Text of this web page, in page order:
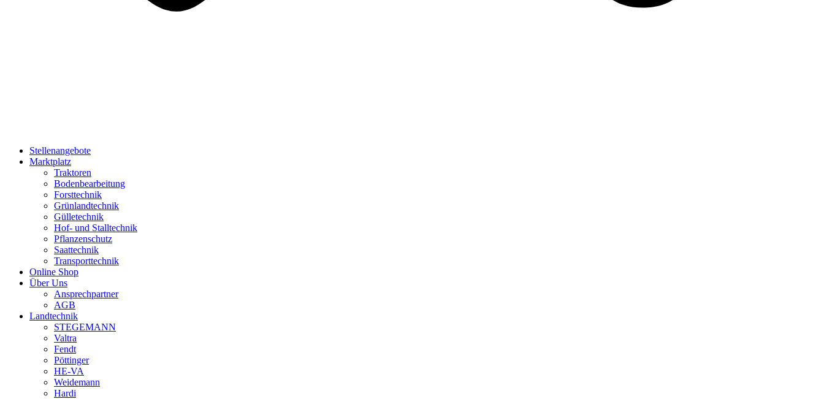
Stellenangebote
Marktplatz
Traktoren
Bodenbearbeitung
Forsttechnik
Grünlandtechnik
Gülletechnik
Hof- und Stalltechnik
Pflanzenschutz
Saattechnik
Transporttechnik
Online Shop
Über Uns
Ansprechpartner
AGB
Landtechnik
STEGEMANN
Valtra
Fendt
Pöttinger
HE-VA
Weidemann
Hardi